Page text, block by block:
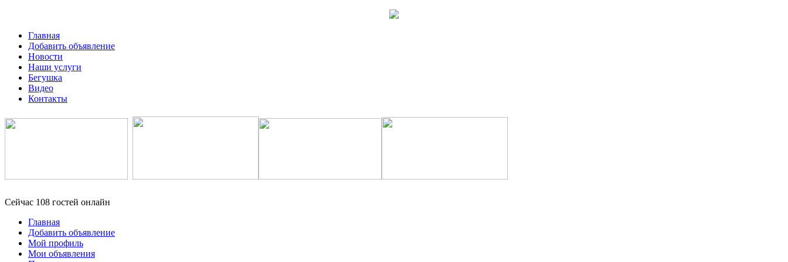
Главная
Добавить объявление
Новости
Наши услуги
Бегушка
Видео
Контакты
Сейчас 108 гостей онлайн
Главная
Добавить объявление
Мой профиль
Мои объявления